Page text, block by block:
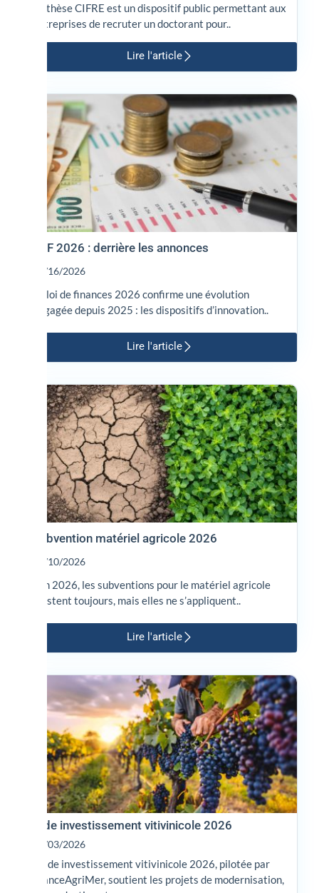
La thèse CIFRE est un dispositif public permettant aux
entreprises de recruter un doctorant pour..
Lire l'article
PLF 2026 : derrière les annonces
02/16/2026
La loi de finances 2026 confirme une évolution
engagée depuis 2025 : les dispositifs d’innovation..
Lire l'article
Subvention matériel agricole 2026
02/10/2026
: En 2026, les subventions pour le matériel agricole
existent toujours, mais elles ne s’appliquent..
Lire l'article
Aide investissement vitivinicole 2026
02/03/2026
L’aide investissement vitivinicole 2026, pilotée par
FranceAgriMer, soutient les projets de modernisation,